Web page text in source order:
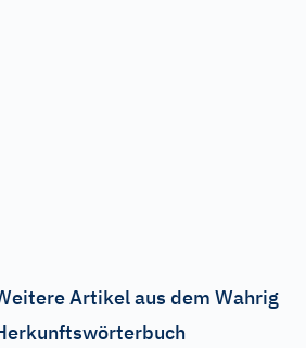
Artikel aus dem Wahrig